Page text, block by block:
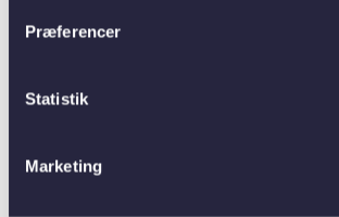
Præferencer
Statistik
Marketing